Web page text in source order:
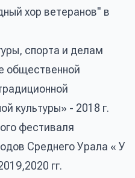
хор ветеранов" в
спорта и делам
общественной
культуры» - 2018 г.
фестиваля
Среднего Урала « У
гг.